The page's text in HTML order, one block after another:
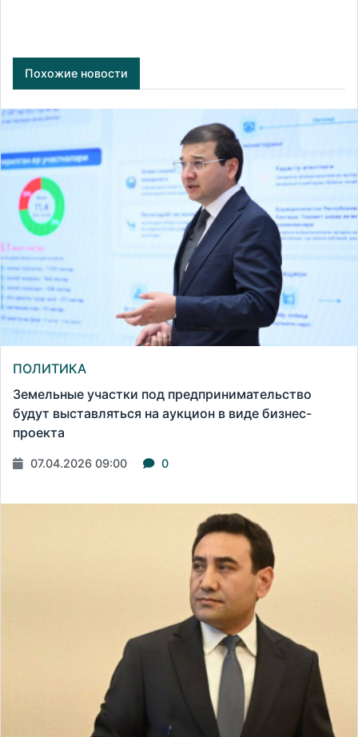
Похожие новости
ПОЛИТИКА
Земельные участки под предпринимательство
будут выставляться на аукцион в виде бизнес-
проекта
07.04.2026 09:00 0